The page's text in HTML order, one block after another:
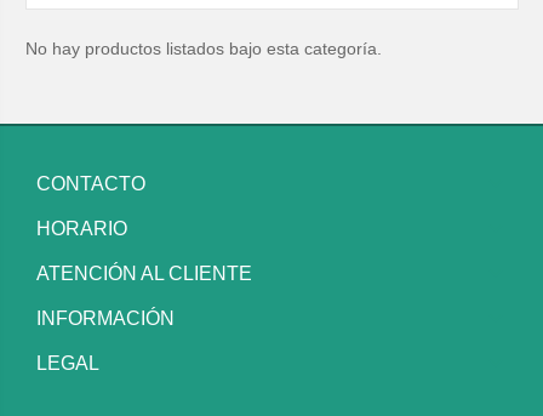
No hay productos listados bajo esta categoría.
CONTACTO
HORARIO
ATENCIÓN AL CLIENTE
INFORMACIÓN
LEGAL